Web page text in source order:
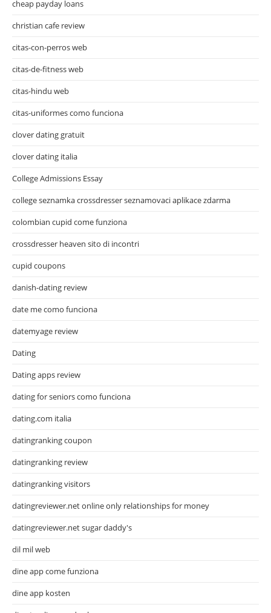
cheap payday loans
christian cafe review
citas-con-perros web
citas-de-fitness web
citas-hindu web
citas-uniformes como funciona
clover dating gratuit
clover dating italia
College Admissions Essay
college seznamka crossdresser seznamovaci aplikace zdarma
colombian cupid come funziona
crossdresser heaven sito di incontri
cupid coupons
danish-dating review
date me como funciona
datemyage review
Dating
Dating apps review
dating for seniors como funciona
dating.com italia
datingranking coupon
datingranking review
datingranking visitors
datingreviewer.net online only relationships for money
datingreviewer.net sugar daddy's
dil mil web
dine app come funziona
dine app kosten